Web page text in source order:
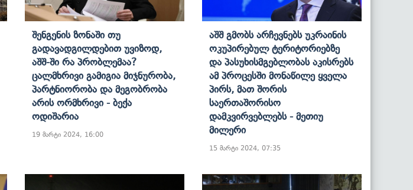
Შენგენის Ზონაში Თუ
Გადავადგილდებით Უვიზოდ,
Აშშ-Ში Რა Პრობლემაა?
Ცალმხრივი Გამიგია Მიჯნურობა,
Პარტნიორობა Და Მეგობრობა
Არის Ორმხრივი - Ბექა
Ოდიშარია
19 მარტი 2024, 16:00
Აშშ Გმობს Არჩევნებს Უკრაინის
Ოკუპირებულ Ტერიტორიებზე
Და Პასუხისმგებლობას Აკისრებს
Ამ Პროცესში Მონაწილე Ყველა
Პირს, Მათ Შორის
Საერთაშორისო
Დამკვირვებლებს - Მეთიუ
Მილერი
15 მარტი 2024, 07:35